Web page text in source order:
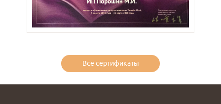
Все сертификаты